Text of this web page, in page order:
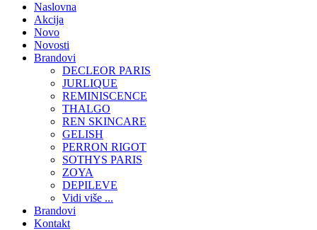
Naslovna
Akcija
Novo
Novosti
Brandovi
DECLEOR PARIS
JURLIQUE
REMINISCENCE
THALGO
REN SKINCARE
GELISH
PERRON RIGOT
SOTHYS PARIS
ZOYA
DEPILEVE
Vidi više ...
Brandovi
Kontakt